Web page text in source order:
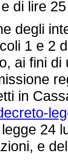
di lire
degli
1 e 2
ai fini
in
legge 24
e